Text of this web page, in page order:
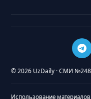
© 2026 UzDaily · СМИ
Использование материалов